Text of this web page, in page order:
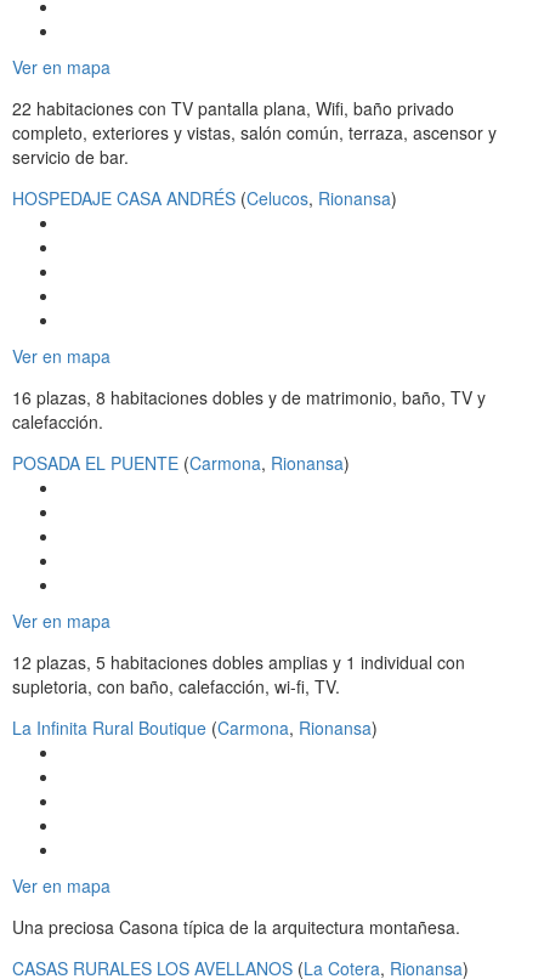
Ver en mapa
22 habitaciones con TV pantalla plana, Wifi, baño privado
completo, exteriores y vistas, salón común, terraza, ascensor y
servicio de bar.
HOSPEDAJE CASA ANDRÉS (Celucos, Rionansa)
Ver en mapa
16 plazas, 8 habitaciones dobles y de matrimonio, baño, TV y
calefacción.
POSADA EL PUENTE (Carmona, Rionansa)
Ver en mapa
12 plazas, 5 habitaciones dobles amplias y 1 individual con
supletoria, con baño, calefacción, wi-fi, TV.
La Infinita Rural Boutique (Carmona, Rionansa)
Ver en mapa
Una preciosa Casona típica de la arquitectura montañesa.
CASAS RURALES LOS AVELLANOS (La Cotera, Rionansa)